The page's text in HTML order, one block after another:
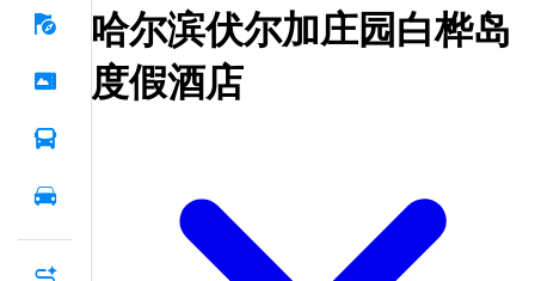
哈尔滨伏尔加庄园白桦岛
度假酒店